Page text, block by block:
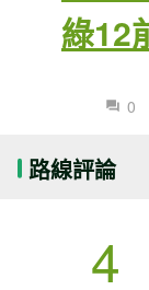
綠12
0
路線評論
4